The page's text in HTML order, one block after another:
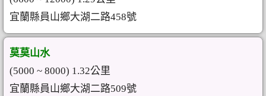
宜蘭縣員山鄉大湖二路458號
莫莫山水
(5000 ~ 8000) 1.32公里
宜蘭縣員山鄉大湖二路509號